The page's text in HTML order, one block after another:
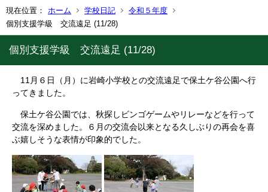
現在位置： ホーム 学校日記
令和５年度
個別支援学級 交流遠足 (11/28)
個別支援学級 交流遠足 (11/28)
11月６日（月）に岩崎小学校との交流遠足で保土ケ谷公園へ行
ってきました。
保土ケ谷公園では、秋探しビンゴゲームやリレーなどを行って
交流を深めました。６月の交流会以来となる久しぶりの再会を喜
ぶ嬉しそうな表情が印象的でした。